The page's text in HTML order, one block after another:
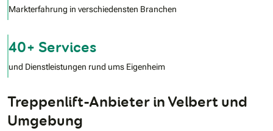
Markterfahrung in verschiedensten Branchen
40+ Services
und Dienstleistungen rund ums Eigenheim
Treppenlift-Anbieter in Velbert und
Umgebung